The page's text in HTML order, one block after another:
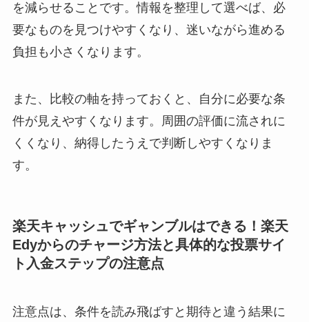
を減らせることです。情報を整理して選べば、必
要なものを見つけやすくなり、迷いながら進める
負担も小さくなります。
また、比較の軸を持っておくと、自分に必要な条
件が見えやすくなります。周囲の評価に流されに
くくなり、納得したうえで判断しやすくなりま
す。
楽天キャッシュでギャンブルはできる！楽天
Edyからのチャージ方法と具体的な投票サイ
ト入金ステップの注意点
注意点は、条件を読み飛ばすと期待と違う結果に